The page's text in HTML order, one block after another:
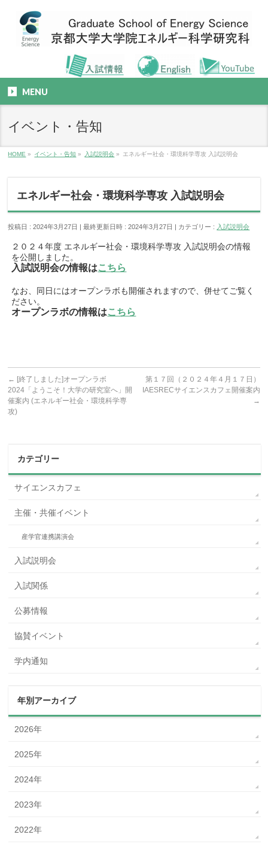
MENU
イベント・告知
HOME » イベント・告知 » 入試説明会 » エネルギー社会・環境科学専攻 入試説明会
エネルギー社会・環境科学専攻 入試説明会
投稿日 : 2024年3月27日 最終更新日時 : 2024年3月27日 カテゴリー : 入試説明会
２０２４年度 エネルギー社会・環境科学専攻 入試説明会の情報
を公開しました。
入試説明会の情報はこちら
なお、同日にはオープンラボも開催されますので、併せてご覧く
ださい。
オープンラボの情報はこちら
← [終了しました]オープンラボ
2024「ようこそ！大学の研究室へ」開
催案内 (エネルギー社会・環境科学専
攻)
第１７回（２０２４年４月１７日）
IAESRECサイエンスカフェ開催案内
→
カテゴリー
サイエンスカフェ
主催・共催イベント
産学官連携講演会
入試説明会
入試関係
公募情報
協賛イベント
学内通知
年別アーカイブ
2026年
2025年
2024年
2023年
2022年